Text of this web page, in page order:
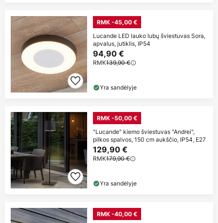
RMK -45,00 €
Lucande LED lauko lubų šviestuvas Sora,
apvalus, jutiklis, IP54
94,90 €
RMK139,90 €
Yra sandėlyje
RMK -50,00 €
"Lucande" kiemo šviestuvas "Andrei",
pilkos spalvos, 150 cm aukščio, IP54, E27
129,90 €
RMK179,90 €
Yra sandėlyje
RMK -40,00 €